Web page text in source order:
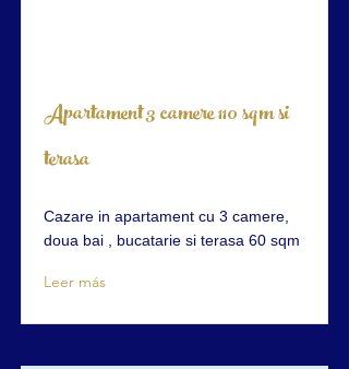
Apartament 3 camere 110 sqm si
terasa
Cazare in apartament cu 3 camere,
doua bai , bucatarie si terasa 60 sqm
Leer más